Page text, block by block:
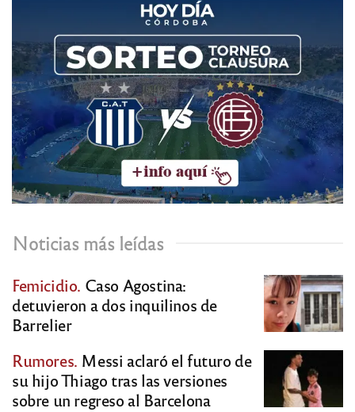
Noticias más leídas
Femicidio. Caso Agostina:
detuvieron a dos inquilinos de
Barrelier
Rumores. Messi aclaró el futuro de
su hijo Thiago tras las versiones
sobre un regreso al Barcelona